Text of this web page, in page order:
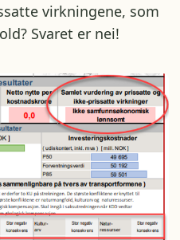
virkningene, som
Svaret er nei!